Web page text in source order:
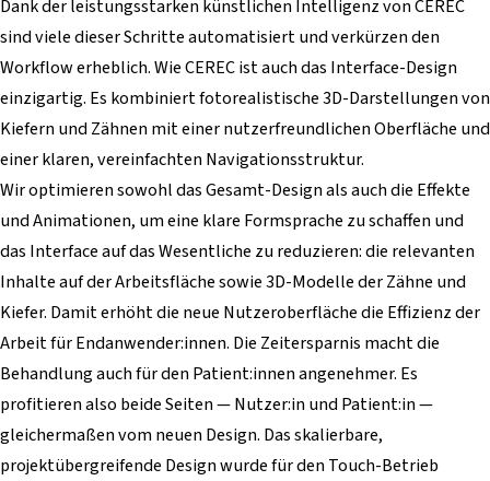
Dank der leistungsstarken künstlichen Intelligenz von CEREC
sind viele dieser Schritte automatisiert und verkürzen den
Workflow erheblich. Wie CEREC ist auch das Interface-Design
einzigartig. Es kombiniert fotorealistische 3D-Darstellungen von
Kiefern und Zähnen mit einer nutzerfreundlichen Oberfläche und
einer klaren, vereinfachten Navigationsstruktur.
Wir optimieren sowohl das Gesamt-Design als auch die Effekte
und Animationen, um eine klare Formsprache zu schaffen und
das Interface auf das Wesentliche zu reduzieren: die relevanten
Inhalte auf der Arbeitsfläche sowie 3D-Modelle der Zähne und
Kiefer. Damit erhöht die neue Nutzeroberfläche die Effizienz der
Arbeit für Endanwender:innen. Die Zeitersparnis macht die
Behandlung auch für den Patient:innen angenehmer. Es
profitieren also beide Seiten — Nutzer:in und Patient:in —
gleichermaßen vom neuen Design. Das skalierbare,
projektübergreifende Design wurde für den Touch-Betrieb